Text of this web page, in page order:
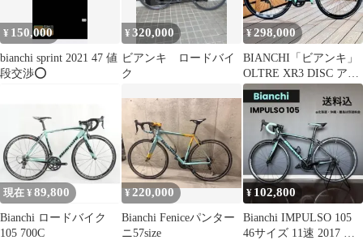
¥ 150,000
bianchi sprint 2021 47 値
段交渉⭕️
¥320,000
ビアンキ ロードバイ
ク
¥298,000
BIANCHI「ビアンキ」
OLTRE XR3 DISC アル
テグラ SIZE55
現在 ¥ 89,800
Bianchi ロードバイク
105 700C
¥220,000
Bianchi Feniceパンター
ニ57size
¥ 102,800
Bianchi IMPULSO 105
46サイズ 11速 2017 室